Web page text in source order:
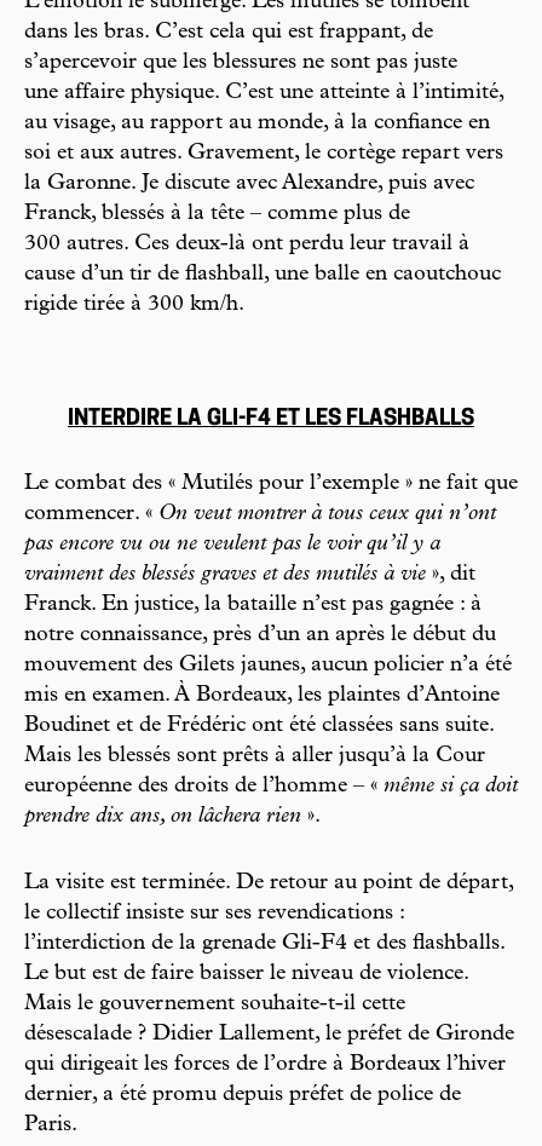
dans les bras. C’est cela qui est frappant, de
s’apercevoir que les blessures ne sont pas juste
une affaire physique. C’est une atteinte à l’intimité,
au visage, au rapport au monde, à la confiance en
soi et aux autres. Gravement, le cortège repart vers
la Garonne. Je discute avec Alexandre, puis avec
Franck, blessés à la tête – comme plus de
300 autres. Ces deux-là ont perdu leur travail à
cause d’un tir de flashball, une balle en caoutchouc
rigide tirée à 300 km/h.
INTERDIRE LA GLI-F4 ET LES FLASHBALLS
Le combat des « Mutilés pour l’exemple » ne fait que
commencer. « On veut montrer à tous ceux qui n’ont
pas encore vu ou ne veulent pas le voir qu’il y a
vraiment des blessés graves et des mutilés à vie », dit
Franck. En justice, la bataille n’est pas gagnée : à
notre connaissance, près d’un an après le début du
mouvement des Gilets jaunes, aucun policier n’a été
mis en examen. À Bordeaux, les plaintes d’Antoine
Boudinet et de Frédéric ont été classées sans suite.
Mais les blessés sont prêts à aller jusqu’à la Cour
européenne des droits de l’homme – « même si ça doit
prendre dix ans, on lâchera rien ».
La visite est terminée. De retour au point de départ,
le collectif insiste sur ses revendications :
l’interdiction de la grenade Gli-F4 et des flashballs.
Le but est de faire baisser le niveau de violence.
Mais le gouvernement souhaite-t-il cette
désescalade ? Didier Lallement, le préfet de Gironde
qui dirigeait les forces de l’ordre à Bordeaux l’hiver
dernier, a été promu depuis préfet de police de
Paris.